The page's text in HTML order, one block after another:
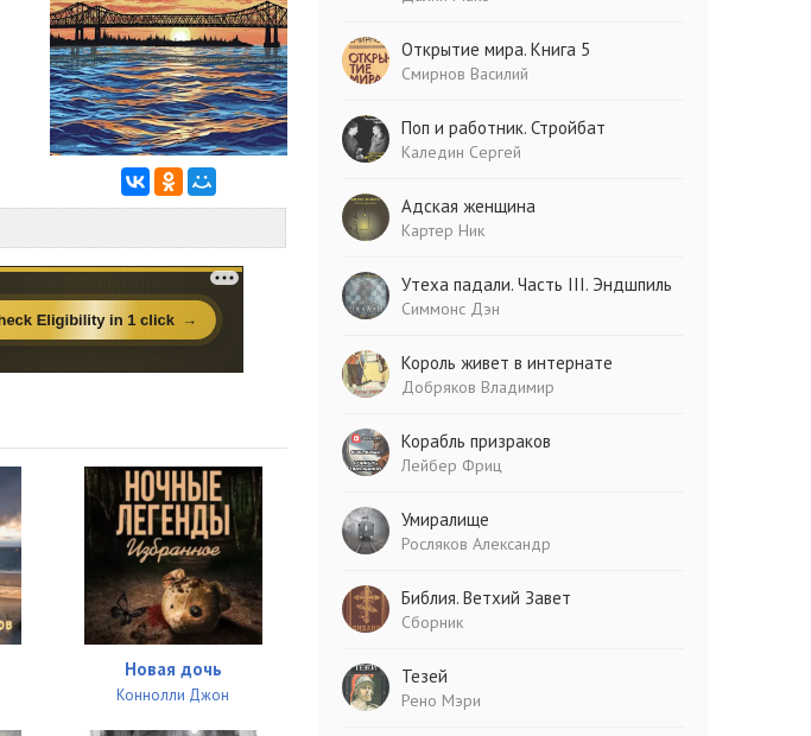
Новая дочь
Коннолли Джон
Открытие мира. Книга 5
Смирнов Василий
Поп и работник. Стройбат
Каледин Сергей
Адская женщина
Картер Ник
Утеха падали. Часть III. Эндшпиль
Симмонс Дэн
Король живет в интернате
Добряков Владимир
Корабль призраков
Лейбер Фриц
Умиралище
Росляков Александр
Библия. Ветхий Завет
Сборник
Тезей
Рено Мэри